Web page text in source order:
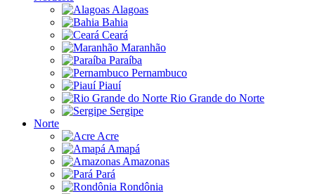
Alagoas
Bahia
Ceará
Maranhão
Paraíba
Pernambuco
Piauí
Rio Grande do Norte
Sergipe
Norte
Acre
Amapá
Amazonas
Pará
Rondônia